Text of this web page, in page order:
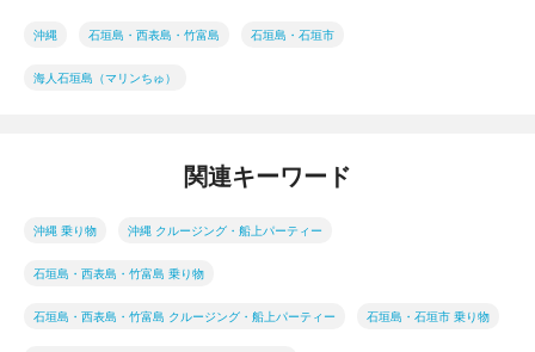
沖縄 石垣島・西表島・竹富島 石垣島・石垣市
海人石垣島（マリンちゅ）
関連キーワード
沖縄 乗り物 沖縄 クルージング・船上パーティー
石垣島・西表島・竹富島 乗り物
石垣島・西表島・竹富島 クルージング・船上パーティー 石垣島・石垣市 乗り物